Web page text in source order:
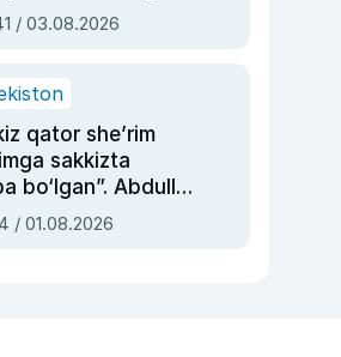
sud hukmi o‘qildi
/ 03.08.2026
qator she’rim
sakkizta
bo‘lgan”. Abdulla
siyosiy
asrab
/ 01.08.2026